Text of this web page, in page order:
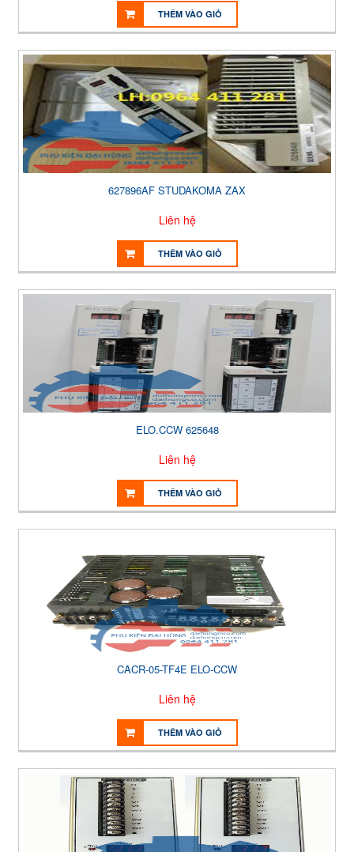
THÊM VÀO GIỎ
627896AF STUDAKOMA ZAX
Liên hệ
THÊM VÀO GIỎ
ELO.CCW 625648
Liên hệ
THÊM VÀO GIỎ
CACR-05-TF4E ELO-CCW
Liên hệ
THÊM VÀO GIỎ